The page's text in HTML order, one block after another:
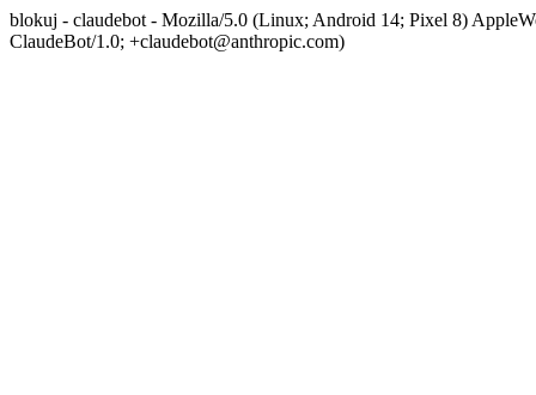
blokuj - claudebot - Mozilla/5.0 (Linux; Android 14; Pixel 8)
ClaudeBot/1.0; +claudebot@anthropic.com)